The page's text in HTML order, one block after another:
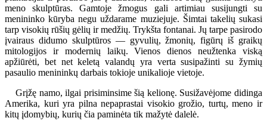
meno skulptūras. Gamtoje žmogus gali artimiau susijungti su
menininko kūryba negu uždarame muziejuje. Šimtai takelių sukasi
tarp visokių rūšių gėlių ir medžių. Trykšta fontanai. Jų tarpe pasirodo
įvairaus didumo skulptūros — gyvulių, žmonių, figūrų iš graikų
mitologijos ir modernių laikų. Vienos dienos neužtenka viską
apžiūrėti, bet net keletą valandų yra verta susipažinti su žymių
pasaulio menininkų darbais tokioje unikalioje vietoje.
Grįžę namo, ilgai prisiminsime šią kelionę. Susižavėjome didinga
Amerika, kuri yra pilna nepaprastai visokio grožio, turtų, meno ir
kitų įdomybių, kurių čia paminėta tik mažytė dalelė.